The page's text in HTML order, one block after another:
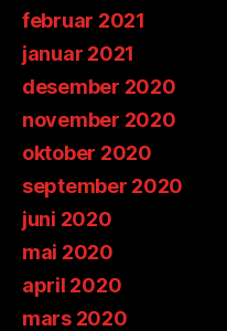
februar 2021
januar 2021
desember 2020
november 2020
oktober 2020
september 2020
juni 2020
mai 2020
april 2020
mars 2020